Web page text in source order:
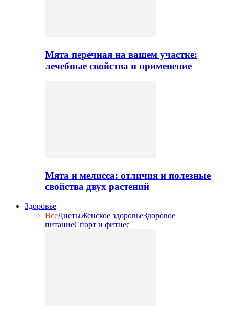
Мята перечная на вашем участке:
лечебные свойства и применение
Мята и мелисса: отличия и полезные
свойства двух растений
Здоровье
ВсеДиетыЖенское здоровьеЗдоровое
питаниеСпорт и фитнес